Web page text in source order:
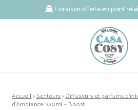
Livraison offerte en point
Accueil>Senteurs>Diffuseurs et parfums
d’Ambiance 100ml – Boost